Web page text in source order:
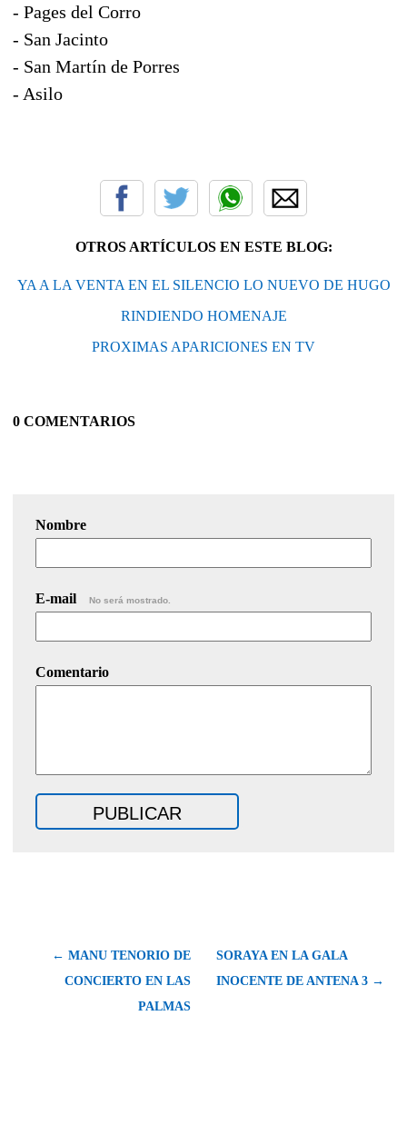
- Pages del Corro
- San Jacinto
- San Martín de Porres
- Asilo
OTROS ARTÍCULOS EN ESTE BLOG:
YA A LA VENTA EN EL SILENCIO LO NUEVO DE HUGO
RINDIENDO HOMENAJE
PROXIMAS APARICIONES EN TV
0 COMENTARIOS
Nombre
E-mail No será mostrado.
Comentario
← MANU TENORIO DE
CONCIERTO EN LAS
PALMAS
SORAYA EN LA GALA
INOCENTE DE ANTENA 3 →